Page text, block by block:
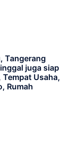
Tangerang
juga siap
Usaha,
Rumah